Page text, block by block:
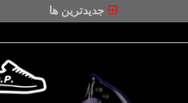
جدیدترین ها